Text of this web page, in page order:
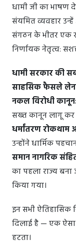
धामी जी का भाषण
संयमित व्यवहार
संगठन के भीतर एक
निर्णायक नेतृत्व:
धामी सरकार की
साहसिक फैसले
नकल विरोधी
सख्त कानून लागू कर
धर्मांतरण रोकथाम
उन्होंने धार्मिक
समान नागरिक
का पहला राज्य बना
किया गया।
इन सभी ऐतिहासिक
दिलाई है — एक ऐसा
हटता।